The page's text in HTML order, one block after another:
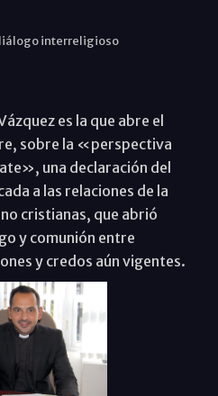
interreligioso
es la que abre el
sobre la «perspectiva
una declaración del
a las relaciones de la
cristianas, que abrió
y comunión entre
y credos aún vigentes.